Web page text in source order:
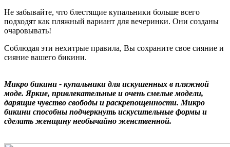
Не забывайте, что блестящие купальники больше всего
подходят как пляжный вариант для вечеринки. Они созданы
очаровывать!
Соблюдая эти нехитрые правила, Вы сохраните свое сияние и
сияние вашего бикини.
Микро бикини - купальники для искушенных в пляжной
моде. Яркие, привлекательные и очень смелые модели,
дарящие чувство свободы и раскрепощенности. Микро
бикини способны подчеркнуть искусительные формы и
сделать женщину необычайно женственной.